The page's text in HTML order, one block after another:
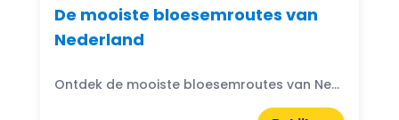
De mooiste bloesemroutes van
Nederland
Ontdek de mooiste bloesemroutes van Nederland. Wandel of fiets tussen roze en witte bloesem in de Betuwe, Zeeland, Limburg en Noord-Holland.